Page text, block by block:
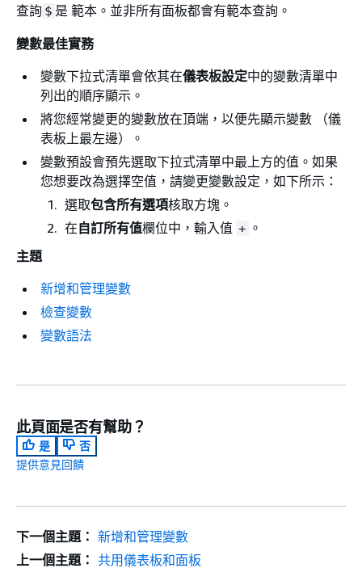
查詢 $ 是 範本。並非所有面板都會有範本查詢。
變數最佳實務
變數下拉式清單會依其在儀表板設定中的變數清單中
列出的順序顯示。
將您經常變更的變數放在頂端，以便先顯示變數 （儀
表板上最左邊）。
變數預設會預先選取下拉式清單中最上方的值。如果
您想要改為選擇空值，請變更變數設定，如下所示：
選取包含所有選項核取方塊。
在自訂所有值欄位中，輸入值 + 。
主題
新增和管理變數
檢查變數
變數語法
此頁面是否有幫助？
是
否
提供意見回饋
下一個主題： 新增和管理變數
上一個主題： 共用儀表板和面板